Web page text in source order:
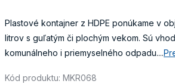
Plastové kontajner z HDPE ponúkame v
litrov s guľatým či plochým vekom. Sú
komunálneho i priemyselného odpadu....
Kód produktu: MKR068